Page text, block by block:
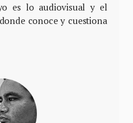
es lo audiovisual y el
conoce y cuestiona